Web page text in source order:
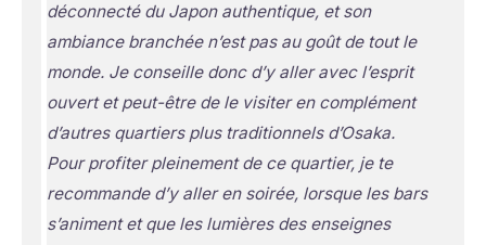
déconnecté du Japon authentique, et son
ambiance branchée n’est pas au goût de tout le
monde. Je conseille donc d’y aller avec l’esprit
ouvert et peut-être de le visiter en complément
d’autres quartiers plus traditionnels d’Osaka.
Pour profiter pleinement de ce quartier, je te
recommande d’y aller en soirée, lorsque les bars
s’animent et que les lumières des enseignes